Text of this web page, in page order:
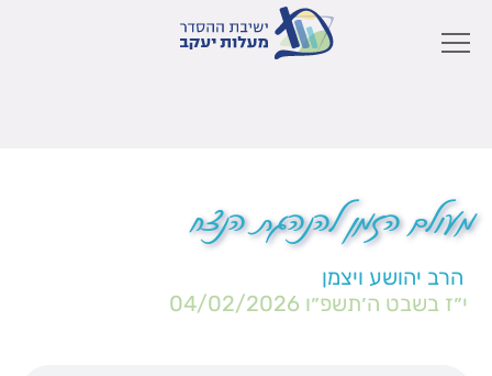
מעולם הזמן להנהגת הנצח
הרב יהושע ויצמן
י״ז בשבט ה׳תשפ״ו 04/02/2026